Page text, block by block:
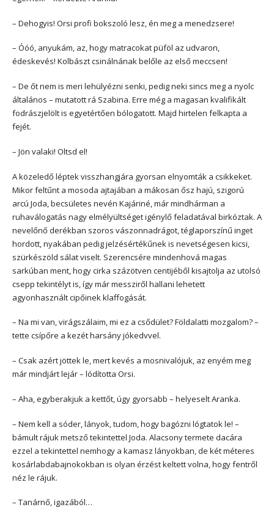
– Dehogyis! Orsi profi bokszoló lesz, én meg a menedzsere!
– Óóó, anyukám, az, hogy matracokat püföl az udvaron,
édeskevés! Kolbászt csinálnának belőle az első meccsen!
– De őt nem is meri lehülyézni senki, pedig neki sincs meg a nyolc
általános – mutatott rá Szabina. Erre még a magasan kvalifikált
fodrászjelölt is egyetértően bólogatott. Majd hirtelen felkapta a
fejét.
– Jön valaki! Oltsd el!
A közeledő léptek visszhangjára gyorsan elnyomták a csikkeket.
Mikor feltűnt a mosoda ajtajában a mákosan ősz hajú, szigorú
arcú Joda, becsületes nevén Kajáriné, már mindhárman a
ruhaválogatás nagy elmélyültséget igénylő feladatával birkóztak. A
nevelőnő derékban szoros vászonnadrágot, téglaporszínű inget
hordott, nyakában pedig jelzésértékűnek is nevetségesen kicsi,
szürkészöld sálat viselt. Szerencsére mindenhová magas
sarkúban ment, hogy cirka százötven centijéből kisajtolja az utolsó
csepp tekintélyt is, így már messziről hallani lehetett
agyonhasznált cipőinek klaffogását.
– Na mi van, virágszálaim, mi ez a csődület? Földalatti mozgalom? –
tette csípőre a kezét harsány jókedvvel.
– Csak azért jöttek le, mert kevés a mosnivalójuk, az enyém meg
már mindjárt lejár – lódította Orsi.
– Aha, egyberakjuk a kettőt, úgy gyorsabb – helyeselt Aranka.
– Nem kell a sóder, lányok, tudom, hogy bagózni lógtatok le! –
bámult rájuk metsző tekintettel Joda. Alacsony termete dacára
ezzel a tekintettel nemhogy a kamasz lányokban, de két méteres
kosárlabdabajnokokban is olyan érzést keltett volna, hogy fentről
néz le rájuk.
– Tanárnő, igazából…